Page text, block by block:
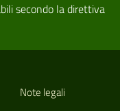
secondo la direttiva
Note legali